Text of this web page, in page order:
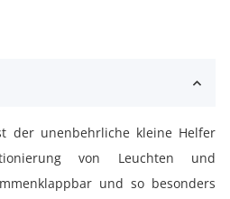
der unenbehrliche kleine Helfer
von Leuchten und
und so besonders